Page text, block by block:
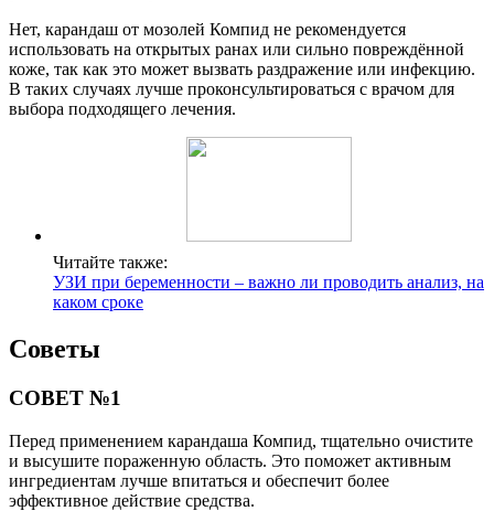
Нет, карандаш от мозолей Компид не рекомендуется
использовать на открытых ранах или сильно повреждённой
коже, так как это может вызвать раздражение или инфекцию.
В таких случаях лучше проконсультироваться с врачом для
выбора подходящего лечения.
Читайте также:
УЗИ при беременности – важно ли проводить анализ, на
каком сроке
Советы
СОВЕТ №1
Перед применением карандаша Компид, тщательно очистите
и высушите пораженную область. Это поможет активным
ингредиентам лучше впитаться и обеспечит более
эффективное действие средства.